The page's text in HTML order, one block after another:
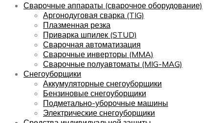
Сварочные аппараты (сварочное оборудование)
Аргонодуговая сварка (TIG)
Плазменная резка
Приварка шпилек (STUD)
Сварочная автоматизация
Сварочные инверторы (MMA)
Сварочные полуавтоматы (MIG-MAG)
Снегоуборщики
Аккумуляторные снегоуборщики
Бензиновые снегоуборщики
Подметально-уборочные машины
Электрические снегоуборщики